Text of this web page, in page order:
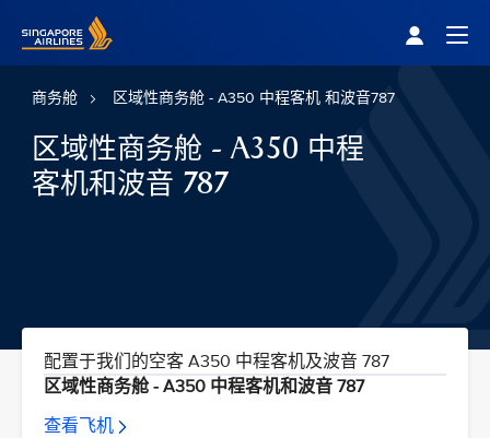
商务舱 区域性商务舱 - A350 中程客机 和波音787
区域性商务舱 - A350 中程
客机和波音 787
配置于我们的空客 A350 中程客机及波音 787
区域性商务舱 - A350 中程客机和波音 787
查看飞机